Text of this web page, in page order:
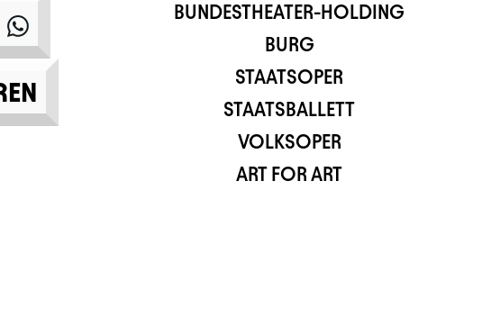
BUNDESTHEATER-HOLDING
BURG
STAATSOPER
STAATSBALLETT
VOLKSOPER
ART FOR ART